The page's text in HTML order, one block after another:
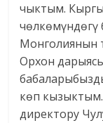
чыктым.
Монголиянын
Орхон
көп кызыктым.
директору